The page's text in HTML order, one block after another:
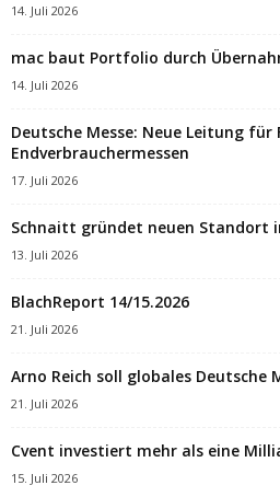
14. Juli 2026
mac baut Portfolio durch
14. Juli 2026
Deutsche Messe: Neue Leitung für
Endverbrauchermessen
17. Juli 2026
Schnaitt gründet neuen Standort
13. Juli 2026
BlachReport 14/15.2026
21. Juli 2026
Arno Reich soll globales Deutsche
21. Juli 2026
Cvent investiert mehr als eine
15. Juli 2026